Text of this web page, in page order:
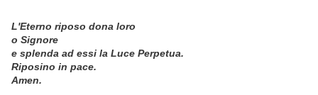
L'Eterno riposo dona loro
o Signore
e splenda ad essi la Luce Perpetua.
Riposino in pace.
Amen.